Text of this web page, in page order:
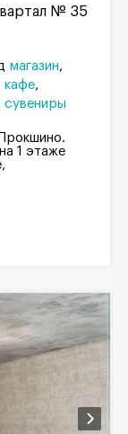
№ 35
магазин
кафе
сувениры
1 этаже